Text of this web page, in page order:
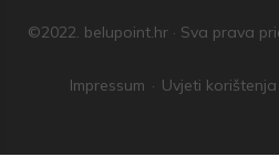
©2022. belupoint.hr · Sva prava
Impressum Uvjeti korištenja